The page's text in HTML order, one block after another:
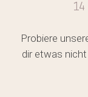
Probiere
dir etwas